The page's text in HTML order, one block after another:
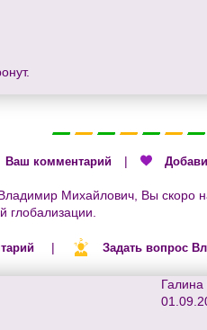
Ваш комментарий |
Михайлович, Вы скоро
глобализации.
| Задать вопрос